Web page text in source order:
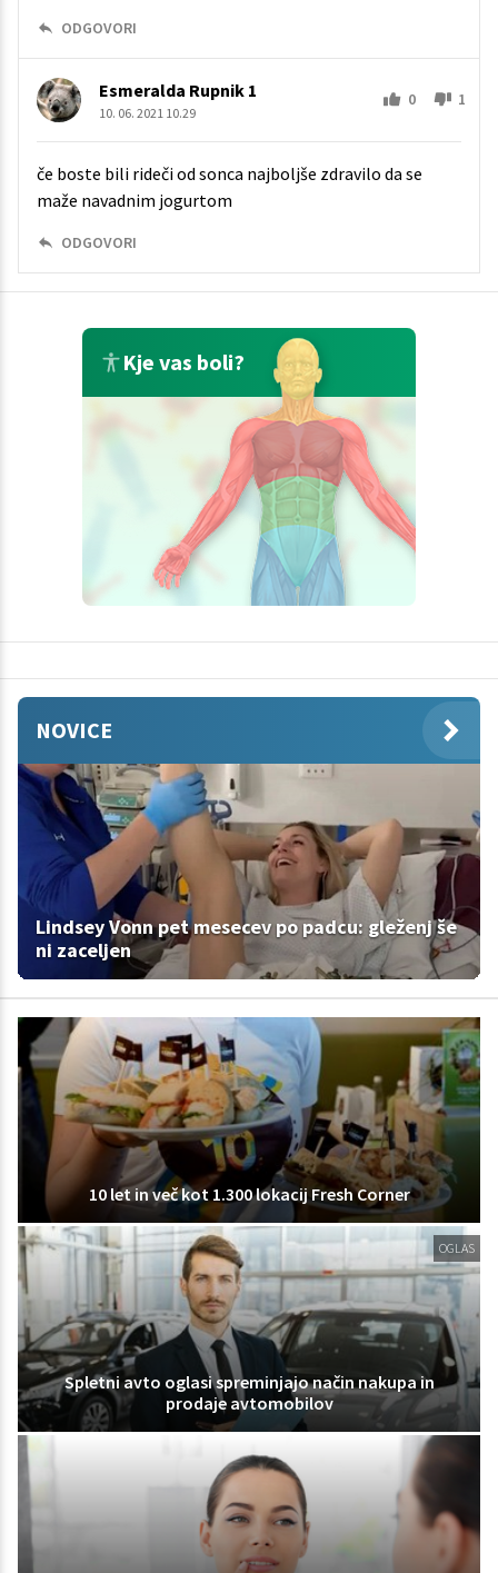
ODGOVORI
Esmeralda Rupnik 1
10. 06. 2021 10.29
0 1
če boste bili rideči od sonca najboljše zdravilo da se
maže navadnim jogurtom
ODGOVORI
Kje vas boli?
NOVICE
Lindsey Vonn pet mesecev po padcu: gleženj še
ni zaceljen
10 let in več kot 1.300 lokacij Fresh Corner
OGLAS
Spletni avto oglasi spreminjajo način nakupa in
prodaje avtomobilov